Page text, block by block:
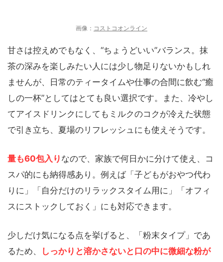
画像： コストコオンライン
甘さは控えめでもなく、“ちょうどいい”バランス。抹
茶の深みを楽しみたい人には少し物足りないかもしれ
ませんが、日常のティータイムや仕事の合間に飲む“癒
しの一杯”としてはとても良い選択です。また、冷やし
てアイスドリンクにしてもミルクのコクが冷えた状態
で引き立ち、夏場のリフレッシュにも使えそうです。
量も60包入り なので、家族で何日かに分けて使え、コ
スパ的にも納得感あり。例えば「子どもがおやつ代わ
りに」「自分だけのリラックスタイム用に」「オフィ
スにストックしておく」にも対応できます。
少しだけ気になる点を挙げると、「粉末タイプ」であ
るため、
しっかりと溶かさないと口の中に微細な粉が